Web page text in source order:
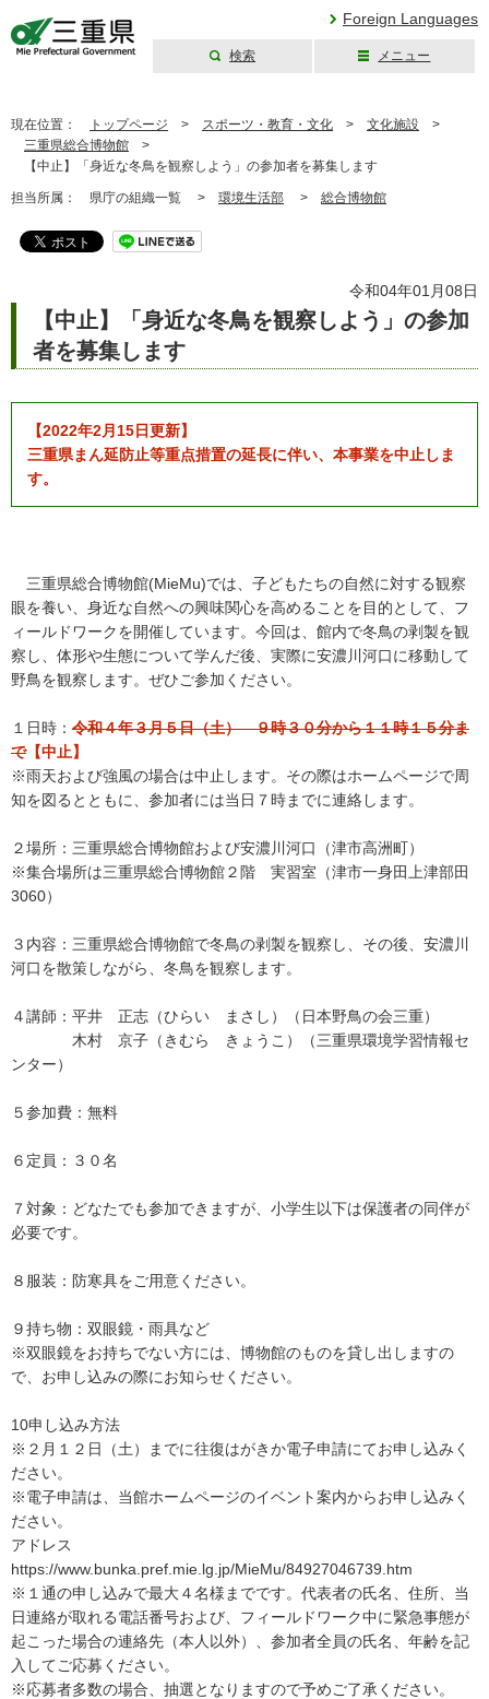
Foreign Languages
検索 メニュー
現在位置： トップページ > スポーツ・教育・文化 > 文化施設 >
三重県総合博物館 >
【中止】「身近な冬鳥を観察しよう」の参加者を募集します
担当所属： 県庁の組織一覧 > 環境生活部 > 総合博物館
令和04年01月08日
【中止】「身近な冬鳥を観察しよう」の参加
者を募集します
【2022年2月15日更新】
三重県まん延防止等重点措置の延長に伴い、本事業を中止しま
す。
三重県総合博物館(MieMu)では、子どもたちの自然に対する観察
眼を養い、身近な自然への興味関心を高めることを目的として、フ
ィールドワークを開催しています。今回は、館内で冬鳥の剥製を観
察し、体形や生態について学んだ後、実際に安濃川河口に移動して
野鳥を観察します。ぜひご参加ください。
１日時： 令和４年３月５日（土） ９時３０分から１１時１５分ま
で【中止】
※雨天および強風の場合は中止します。その際はホームページで周
知を図るとともに、参加者には当日７時までに連絡します。
２場所：三重県総合博物館および安濃川河口（津市高洲町）
※集合場所は三重県総合博物館２階 実習室（津市一身田上津部田
3060）
３内容：三重県総合博物館で冬鳥の剥製を観察し、その後、安濃川
河口を散策しながら、冬鳥を観察します。
４講師：平井 正志（ひらい まさし）（日本野鳥の会三重）
木村 京子（きむら きょうこ）（三重県環境学習情報セ
ンター）
５参加費：無料
６定員：３０名
７対象：どなたでも参加できますが、小学生以下は保護者の同伴が
必要です。
８服装：防寒具をご用意ください。
９持ち物：双眼鏡・雨具など
※双眼鏡をお持ちでない方には、博物館のものを貸し出しますの
で、お申し込みの際にお知らせください。
10申し込み方法
※２月１２日（土）までに往復はがきか電子申請にてお申し込みく
ださい。
※電子申請は、当館ホームページのイベント案内からお申し込みく
ださい。
アドレス
https://www.bunka.pref.mie.lg.jp/MieMu/84927046739.htm
※１通の申し込みで最大４名様までです。代表者の氏名、住所、当
日連絡が取れる電話番号および、フィールドワーク中に緊急事態が
起こった場合の連絡先（本人以外）、参加者全員の氏名、年齢を記
入してご応募ください。
※応募者多数の場合、抽選となりますので予めご了承ください。